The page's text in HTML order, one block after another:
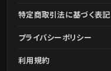
特定商取引法に基づく表記
プライバシーポリシー
利用規約